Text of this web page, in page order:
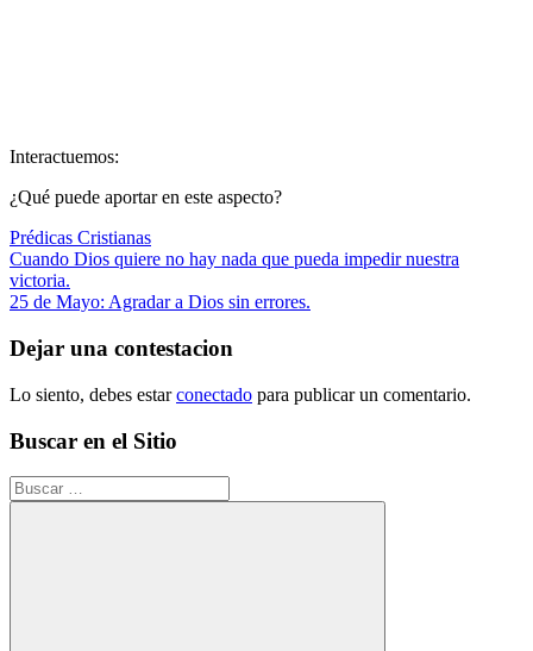
Interactuemos:
¿Qué puede aportar en este aspecto?
Prédicas Cristianas
Navegación
de
Entrada
anterior:
Cuando Dios quiere no hay nada que pueda impedir nuestra
victoria.
Siguiente
25 de Mayo: Agradar a Dios sin errores.
Dejar una contestacion
Lo siento, debes estarconectado para publicar un comentario.
Buscar en el Sitio
Buscar: